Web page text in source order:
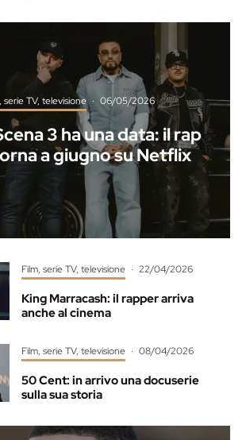
serie TV, televisione · 06/05/2026
3 ha una data: il rap
a giugno su Netflix
Film, serie TV, televisione · 22/04/2026
King Marracash: il rapper arriva
anche al cinema
Film, serie TV, televisione · 08/04/2026
50 Cent: in arrivo una docuserie
sulla sua storia